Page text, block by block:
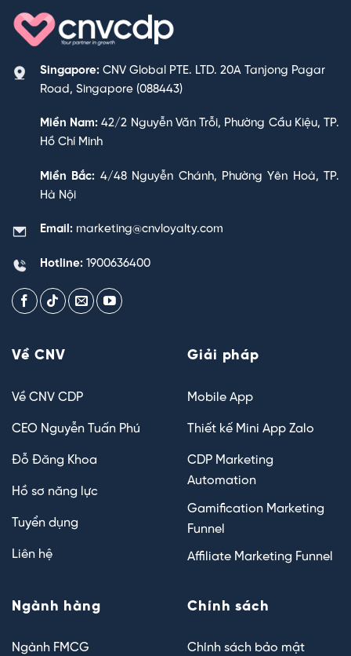
Singapore: CNV Global PTE. LTD. 20A Tanjong Pagar
Road, Singapore (088443)
Miền Nam: 42/2 Nguyễn Văn Trỗi, Phường Cầu Kiệu, TP.
Hồ Chí Minh
Miền Bắc: 4/48 Nguyễn Chánh, Phường Yên Hoà, TP.
Hà Nội
Email: marketing@cnvloyalty.com
Hotline: 1900636400
Về CNV
Về CNV CDP
CEO Nguyễn Tuấn Phú
Đỗ Đăng Khoa
Hồ sơ năng lực
Tuyển dụng
Liên hệ
Giải pháp
Mobile App
Thiết kế Mini App Zalo
CDP Marketing
Automation
Gamification Marketing
Funnel
Affiliate Marketing Funnel
Ngành hàng
Ngành FMCG
Chính sách
Chính sách bảo mật